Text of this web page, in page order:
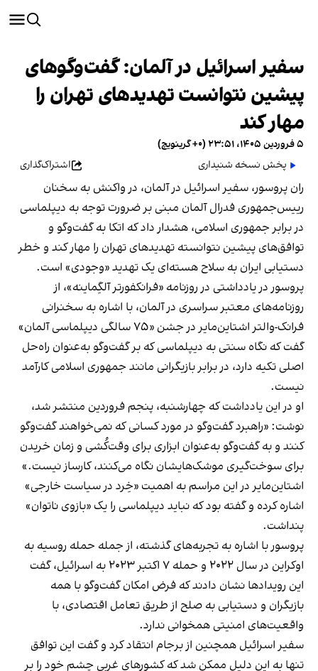
سفیر اسرائیل در آلمان: گفت‌وگوهای
پیشین نتوانست تهدیدهای تهران را
مهار کند
۵ فروردین ۱۴۰۵، ۲۳:۵۱ (‎+۰ گرینویچ)
پخش نسخه شنیداری
اشتراک‌گذاری
ران پروسور، سفیر اسرائیل در آلمان، در واکنش به سخنان
رییس‌جمهوری فدرال آلمان مبنی بر ضرورت توجه به دیپلماسی
در برابر جمهوری اسلامی، هشدار داد که اتکا به گفت‌وگو و
توافق‌های پیشین نتوانسته تهدیدهای تهران را مهار کند و خطر
دستیابی ایران به سلاح هسته‌ای یک تهدید «وجودی» است.
پروسور در یادداشتی در روزنامه «فرانکفورتر آلگِماینه»، از
روزنامه‌های معتبر سراسری در آلمان، با اشاره به سخنرانی
فرانک-والتر اشتاین‌مایر در جشن «۷۵ سالگی دیپلماسی آلمان»
گفت که نگاه سنتی به دیپلماسی که بر گفت‌وگو به‌عنوان راه‌حل
اصلی تکیه دارد، در برابر بازیگرانی مانند جمهوری اسلامی کارآمد
نیست.
او در این یادداشت که چهارشنبه، پنجم فروردین منتشر شد،
نوشت: «راهبرد گفت‌وگو در مورد کسانی که نمی‌خواهند گفت‌وگو
کنند و به گفت‌وگو به‌عنوان ابزاری برای وقت‌کُشی و زمان خریدن
برای سوخت‌گیری موشک‌هایشان نگاه می‌کنند، کارساز نیست.»
اشتاین‌مایر در این مراسم به اهمیت «خِرد در سیاست خارجی»
اشاره کرده و گفته بود که نباید دیپلماسی را یک «بازوی ناتوان»
پنداشت.
پروسور با اشاره به تجربه‌های گذشته، از جمله حمله روسیه به
اوکراین در سال ۲۰۲۲ و حمله ۷ اکتبر ۲۰۲۳ به اسرائیل، گفت
این رویدادها نشان دادند که فرض امکان گفت‌وگو با همه
بازیگران و دستیابی به صلح از طریق تعامل اقتصادی، با
واقعیت‌های امنیتی همخوانی ندارد.
سفیر اسرائیل همچنین از برجام انتقاد کرد و گفت این توافق
تنها به این دلیل ممکن شد که کشورهای غربی چشم خود را بر